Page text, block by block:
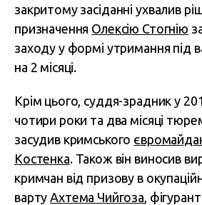
закритому засіданні ухвалив
призначення Олексію Стогнію
заходу у формі утримання під
на 2 місяці.
Крім цього, суддя-зрадник у
чотири роки та два місяці
засудив кримського
Костенка. Також він виносив
кримчан від призову в
вартуАхтема Чийгоза,